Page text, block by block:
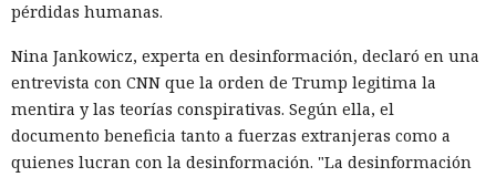
pérdidas humanas.
Nina Jankowicz, experta en desinformación, declaró en una
entrevista con CNN que la orden de Trump legitima la
mentira y las teorías conspirativas. Según ella, el
documento beneficia tanto a fuerzas extranjeras como a
quienes lucran con la desinformación. "La desinformación